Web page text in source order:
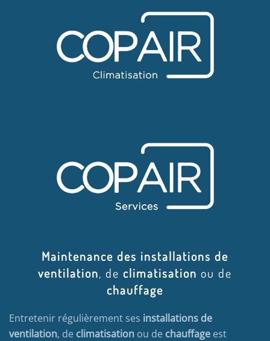
Maintenance des installations de
ventilation, de climatisation ou de
chauffage
Entretenir régulièrement ses installations de
ventilation, de climatisation ou de chauffage est